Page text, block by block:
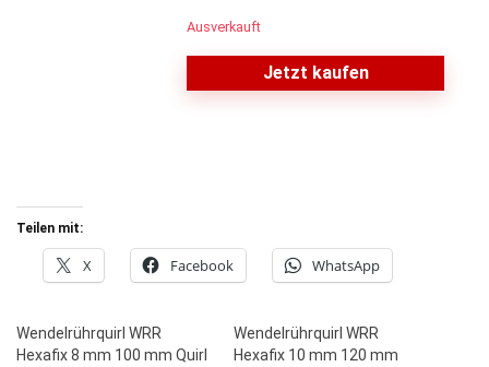
Ausverkauft
Jetzt kaufen
Teilen mit:
X Facebook WhatsApp
Wendelrührquirl WRR
Hexafix 8 mm 100 mm Quirl
Wendelrührquirl WRR
Hexafix 10 mm 120 mm